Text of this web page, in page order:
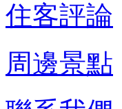
住客評論
周邊景點